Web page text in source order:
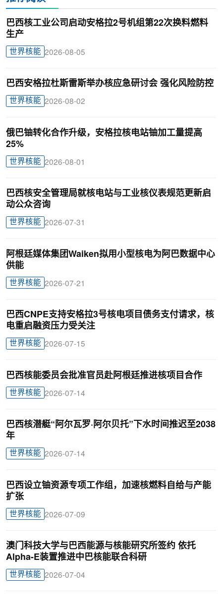
巴西核工业公司启动安格拉2号机组第22次换料燃料
生产
世界核能 2026-08-05
巴西安格拉杜斯雷斯举办核应急研讨会 强化风险防控
世界核能 2026-08-02
俄巴铀转化合作升级，安格拉核电站铀加工量提高
25%
世界核能 2026-08-01
巴西核安全管理局就核电站与工业核仪表规范更新启
动公众咨询
世界核能 2026-07-31
阿根廷媒体集团Waiken拟用小型核电为阿巴数据中心
供能
世界核能 2026-07-21
巴西CNPE支持安格拉3号核电项目债务支付请求，核
电重启融资压力受关注
世界核能 2026-07-15
巴西核能委员会批准官员赴阿根廷推进核项目合作
世界核能 2026-07-14
巴西核潜艇“阿尔瓦罗·阿尔贝托”下水时间推迟至2038
年
世界核能 2026-07-14
巴西设立铀资源专项工作组，加速核燃料自给与产能
扩张
世界核能 2026-07-09
澳门科技大学与巴西能源与核能研究所签约 依托
Alpha-E装置推进中巴核能联合科研
世界核能 2026-07-04